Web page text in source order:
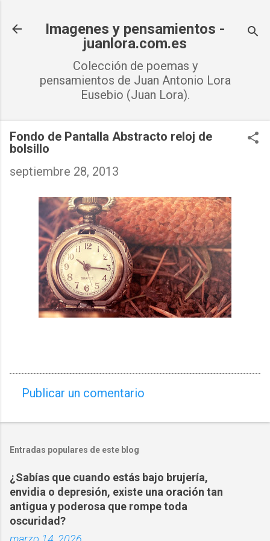
Imagenes y pensamientos -
juanlora.com.es
Colección de poemas y
pensamientos de Juan Antonio Lora
Eusebio (Juan Lora).
Fondo de Pantalla Abstracto reloj de
bolsillo
septiembre 28, 2013
o
e
n
t
a
r
Publicar un comentario
Entradas populares de este blog
¿Sabías que cuando estás bajo brujería,
envidia o depresión, existe una oración tan
antigua y poderosa que rompe toda
oscuridad?